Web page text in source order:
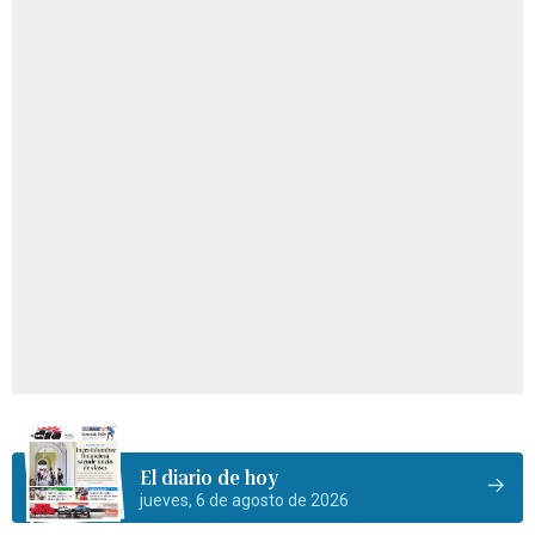
El diario de hoy
jueves, 6 de agosto de 2026